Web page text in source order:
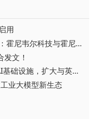
用
▪ 霍尼韦尔发布分拆后全新品牌：霍尼韦尔科技与霍尼韦尔航空航天
文！
▪ ABB通过集成DSX Blueprint AI基础设施，扩大与英伟达的合作
业大模型新生态